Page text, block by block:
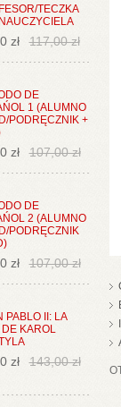
TECZKA
zł 117,00 zł
DE
1 (ALUMNO
PODRĘCZNIK +
zł 107,00 zł
DE
2 (ALUMNO
PODRĘCZNIK
zł 107,00 zł
PABLO II: LA
DE KAROL
zł 143,00 zł